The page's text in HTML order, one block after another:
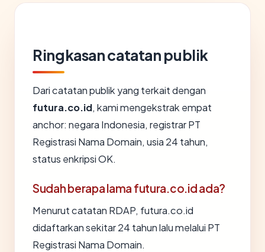
Ringkasan catatan publik
Dari catatan publik yang terkait dengan
futura.co.id, kami mengekstrak empat
anchor: negara Indonesia, registrar PT
Registrasi Nama Domain, usia 24 tahun,
status enkripsi OK.
Sudah berapa lama futura.co.id ada?
Menurut catatan RDAP, futura.co.id
didaftarkan sekitar 24 tahun lalu melalui PT
Registrasi Nama Domain.